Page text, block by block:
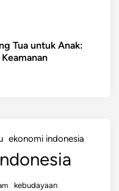
Tua untuk Anak:
ekonomi indonesia
kebudayaan